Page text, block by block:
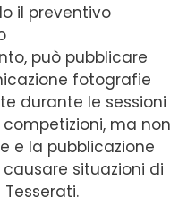
il preventivo
può pubblicare
fotografie
durante le sessioni
ma non
e la pubblicazione
situazioni di